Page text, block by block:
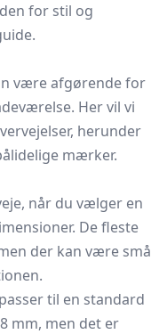
for stil og
være afgørende for
Her vil vi
herunder
mærker.
når du vælger en
De fleste
der kan være små
til en standard
mm, men det er